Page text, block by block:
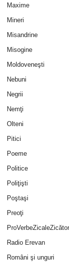
Maxime
Mineri
Misandrine
Misogine
Moldoveneşti
Nebuni
Negrii
Nemţi
Olteni
Pitici
Poeme
Politice
Poliţişti
Poştaşi
Preoţi
Radio Erevan
Români şi unguri